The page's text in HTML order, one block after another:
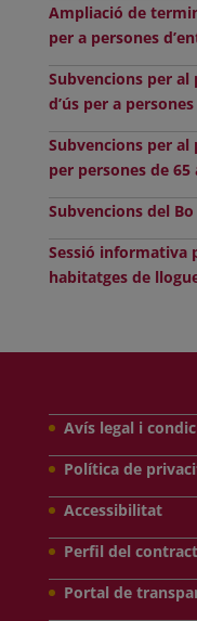
Ampliació de
per a persones
Subvencions per al
d’ús per a
Subvencions per al
per persones de 65
Subvencions del
Sessió informativa
habitatges de
Avís legal i
Política de
Accessibilitat
Perfil del
Portal de